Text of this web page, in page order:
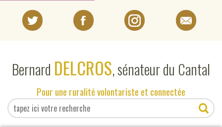
Bernard DELCROS, sénateur du Cantal
Pour une ruralité volontariste et connectée
EN DIRECT DU SÉNAT
EN DIRECT DU CANTAL